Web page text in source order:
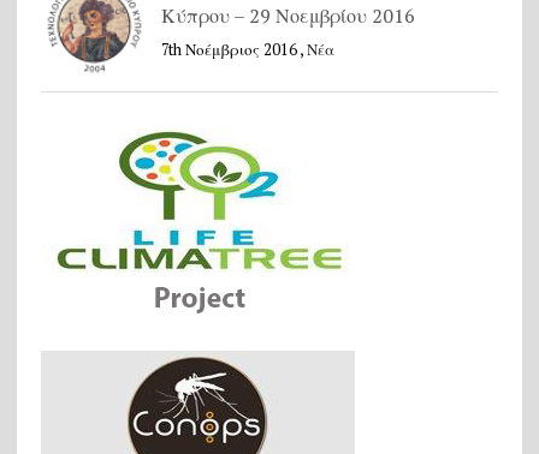
Κύπρου – 29 Νοεμβρίου 2016
7th Νοέμβριος 2016 ,Νέα